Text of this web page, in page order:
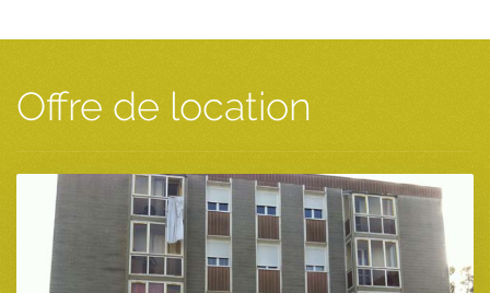
Offre de location